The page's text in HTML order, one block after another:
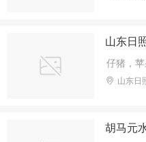
山东日
仔猪，
山东日
胡马元